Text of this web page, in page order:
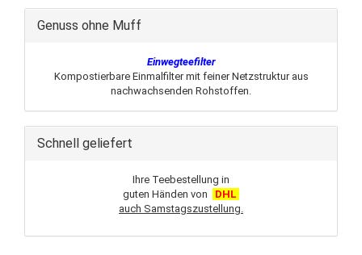
Genuss ohne Muff
Einwegteefilter
Kompostierbare Einmalfilter mit feiner Netzstruktur aus
nachwachsenden Rohstoffen.
Schnell geliefert
Ihre Teebestellung in
guten Händen von
DHL
auch Samstagszustellung.